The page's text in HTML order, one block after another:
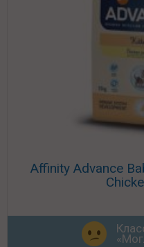
Affinity Advance